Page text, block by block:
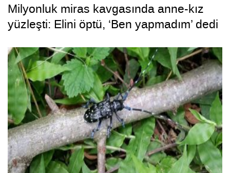
Milyonluk miras kavgasında anne-kız
yüzleşti: Elini öptü, ‘Ben yapmadım’ dedi